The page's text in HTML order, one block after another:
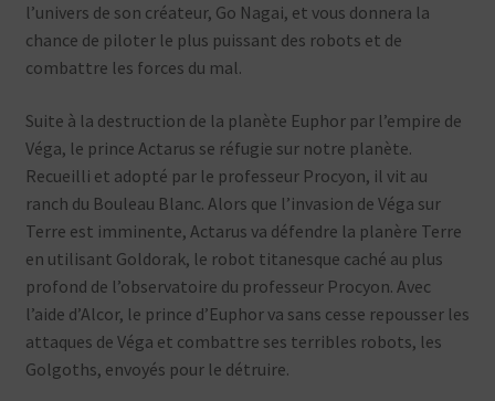
l’univers de son créateur, Go Nagai, et vous donnera la
chance de piloter le plus puissant des robots et de
combattre les forces du mal.
Suite à la destruction de la planète Euphor par l’empire de
Véga, le prince Actarus se réfugie sur notre planète.
Recueilli et adopté par le professeur Procyon, il vit au
ranch du Bouleau Blanc. Alors que l’invasion de Véga sur
Terre est imminente, Actarus va défendre la planère Terre
en utilisant Goldorak, le robot titanesque caché au plus
profond de l’observatoire du professeur Procyon. Avec
l’aide d’Alcor, le prince d’Euphor va sans cesse repousser les
attaques de Véga et combattre ses terribles robots, les
Golgoths, envoyés pour le détruire.